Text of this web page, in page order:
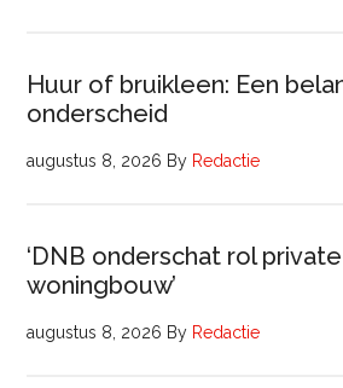
Huur of bruikleen: Een
onderscheid
augustus 8, 2026 By Redactie
‘DNB onderschat rol
woningbouw’
augustus 8, 2026 By Redactie